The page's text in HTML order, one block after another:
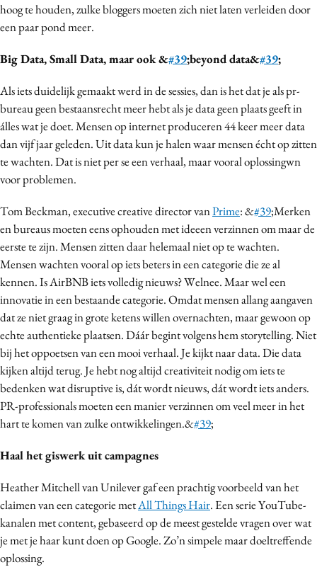
hoog te houden, zulke bloggers moeten zich niet laten verleiden door
een paar pond meer.
Big Data, Small Data, maar ook &#39;beyond data&#39;
Als iets duidelijk gemaakt werd in de sessies, dan is het dat je als pr-
bureau geen bestaansrecht meer hebt als je data geen plaats geeft in
álles wat je doet. Mensen op internet produceren 44 keer meer data
dan vijf jaar geleden. Uit data kun je halen waar mensen écht op zitten
te wachten. Dat is niet per se een verhaal, maar vooral oplossingwn
voor problemen.
Tom Beckman, executive creative director vanPrime: &#39;Merken
en bureaus moeten eens ophouden met ideeen verzinnen om maar de
eerste te zijn. Mensen zitten daar helemaal niet op te wachten.
Mensen wachten vooral op iets beters in een categorie die ze al
kennen. Is AirBNB iets volledig nieuws? Welnee. Maar wel een
innovatie in een bestaande categorie. Omdat mensen allang aangaven
dat ze niet graag in grote ketens willen overnachten, maar gewoon op
echte authentieke plaatsen. Dáár begint volgens hem storytelling. Niet
bij het oppoetsen van een mooi verhaal. Je kijkt naar data. Die data
kijken altijd terug. Je hebt nog altijd creativiteit nodig om iets te
bedenken wat disruptive is, dát wordt nieuws, dát wordt iets anders.
PR-professionals moeten een manier verzinnen om veel meer in het
hart te komen van zulke ontwikkelingen.&#39;
Haal het giswerk uit campagnes
Heather Mitchell van Unilever gaf een prachtig voorbeeld van het
claimen van een categorie metAll Things Hair. Een serie YouTube-
kanalen met content, gebaseerd op de meest gestelde vragen over wat
je met je haar kunt doen op Google. Zo’n simpele maar doeltreffende
oplossing.